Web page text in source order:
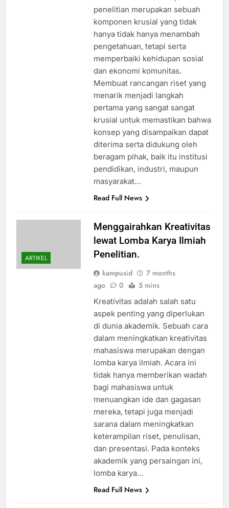
penelitian merupakan sebuah
komponen krusial yang tidak
hanya tidak hanya menambah
pengetahuan, tetapi serta
memperbaiki kehidupan sosial
dan ekonomi komunitas.
Membuat rancangan riset yang
menarik menjadi langkah
pertama yang sangat sangat
krusial untuk memastikan bahwa
konsep yang disampaikan dapat
diterima serta didukung oleh
beragam pihak, baik itu institusi
pendidikan, industri, maupun
masyarakat…
Read Full News
ARTIKEL
Menggairahkan Kreativitas
lewat Lomba Karya Ilmiah
Penelitian.
kampusid
7 months
ago
0 5 mins
Kreativitas adalah salah satu
aspek penting yang diperlukan
di dunia akademik. Sebuah cara
dalam meningkatkan kreativitas
mahasiswa merupakan dengan
lomba karya ilmiah. Acara ini
tidak hanya memberikan wadah
bagi mahasiswa untuk
menuangkan ide dan gagasan
mereka, tetapi juga menjadi
sarana dalam meningkatkan
keterampilan riset, penulisan,
dan presentasi. Pada konteks
akademik yang persaingan ini,
lomba karya…
Read Full News